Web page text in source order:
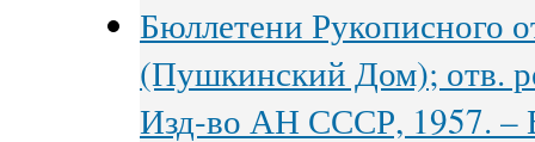
Бюллетени
(Пушкинский Дом); отв.
Изд-во АН СССР, 1957. –